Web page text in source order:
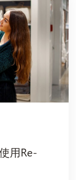
用Re-